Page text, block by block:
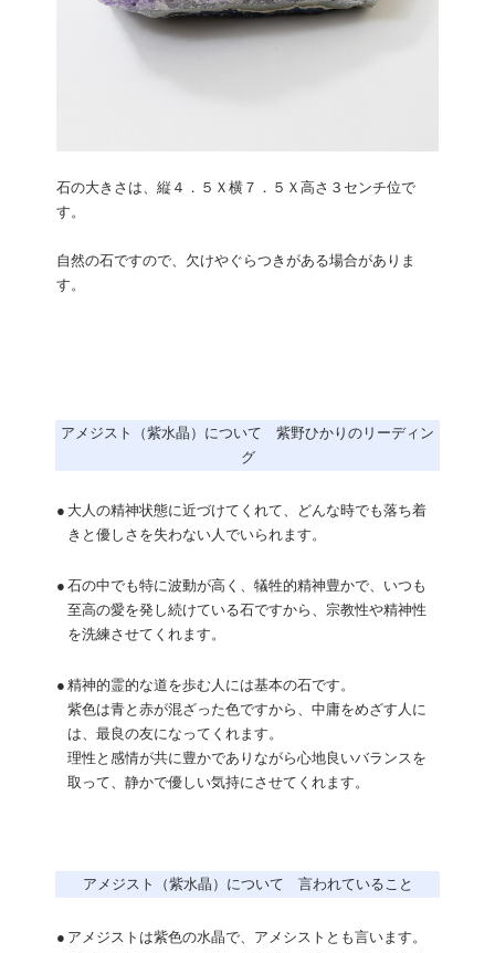
石の大きさは、縦４．５Ｘ横７．５Ｘ高さ３センチ位で
す。
自然の石ですので、欠けやぐらつきがある場合がありま
す。
アメジスト（紫水晶）について 紫野ひかりのリーディン
グ
● 大人の精神状態に近づけてくれて、どんな時でも落ち着
きと優しさを失わない人でいられます。
● 石の中でも特に波動が高く、犠牲的精神豊かで、いつも
至高の愛を発し続けている石ですから、宗教性や精神性
を洗練させてくれます。
● 精神的霊的な道を歩む人には基本の石です。
紫色は青と赤が混ざった色ですから、中庸をめざす人に
は、最良の友になってくれます。
理性と感情が共に豊かでありながら心地良いバランスを
取って、静かで優しい気持にさせてくれます。
アメジスト（紫水晶）について 言われていること
● アメジストは紫色の水晶で、アメシストとも言います。